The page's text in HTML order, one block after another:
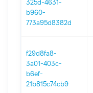
325d-4631-
b960-
773a95d8382d
f29d8fa8-
3a01-403c-
b6ef-
21b815c74cb9